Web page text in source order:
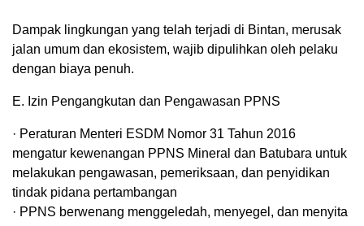
Dampak lingkungan yang telah terjadi di Bintan, merusak
jalan umum dan ekosistem, wajib dipulihkan oleh pelaku
dengan biaya penuh.
E. Izin Pengangkutan dan Pengawasan PPNS
· Peraturan Menteri ESDM Nomor 31 Tahun 2016
mengatur kewenangan PPNS Mineral dan Batubara untuk
melakukan pengawasan, pemeriksaan, dan penyidikan
tindak pidana pertambangan
· PPNS berwenang menggeledah, menyegel, dan menyita